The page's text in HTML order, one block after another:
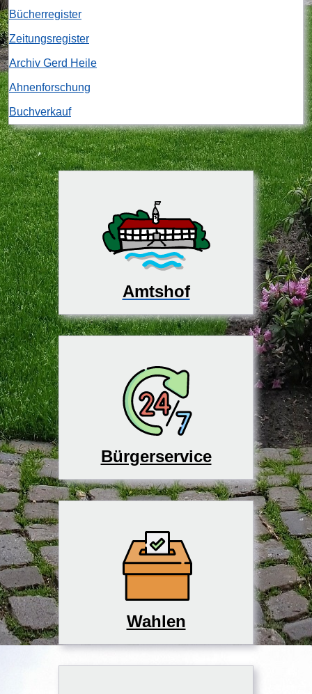
Bücherregister
Zeitungsregister
Archiv Gerd Heile
Ahnenforschung
Buchverkauf
Amtshof
Bürgerservice
Wahlen